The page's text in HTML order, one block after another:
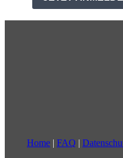
Home | FAQ |